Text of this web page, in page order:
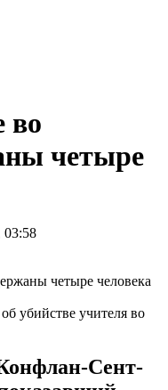
во
четыре
03:58
убийстве учителя во
Сент-